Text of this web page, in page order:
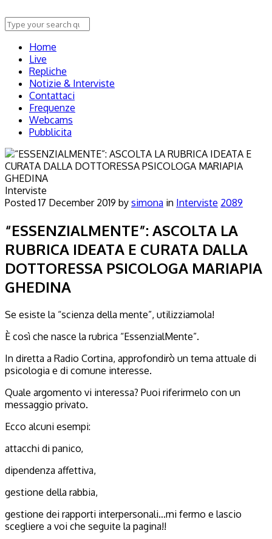
Home
Live
Repliche
Notizie & Interviste
Contattaci
Frequenze
Webcams
Pubblicita
Interviste
Posted17 December 2019 by simona in Interviste 2089
“ESSENZIALMENTE”: ASCOLTA LA
RUBRICA IDEATA E CURATA DALLA
DOTTORESSA PSICOLOGA MARIAPIA
GHEDINA
Se esiste la “scienza della mente”, utilizziamola!
È così che nasce la rubrica “EssenzialMente”.
In diretta a Radio Cortina, approfondirò un tema attuale di
psicologia e di comune interesse.
Quale argomento vi interessa? Puoi riferirmelo con un
messaggio privato.
Ecco alcuni esempi:
attacchi di panico,
dipendenza affettiva,
gestione della rabbia,
gestione dei rapporti interpersonali…mi fermo e lascio
scegliere a voi che seguite la pagina!!